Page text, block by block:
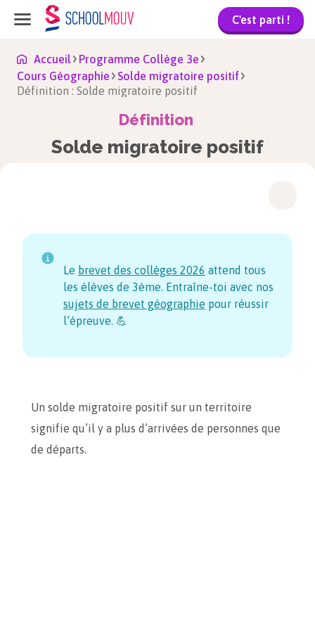
C'est parti !
Accueil
Programme Collège 3e
Cours Géographie
Solde migratoire positif
Définition : Solde migratoire positif
Définition
Solde migratoire positif
Le brevet des collèges 2026 attend tous
les élèves de 3ème. Entraîne-toi avec nos
sujets de brevet géographie pour réussir
l’épreuve. 💪
Un solde migratoire positif sur un territoire
signifie qu’il y a plus d’arrivées de personnes que
de départs.